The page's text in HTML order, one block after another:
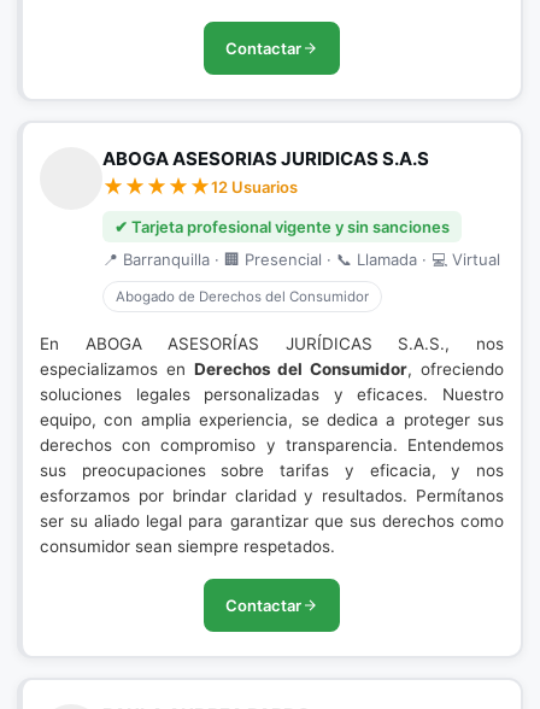
Contactar
ABOGA ASESORIAS JURIDICAS S.A.S
12 Usuarios
✔ Tarjeta profesional vigente y sin sanciones
📍 Barranquilla · 🏢 Presencial · 📞 Llamada · 💻 Virtual
Abogado de Derechos del Consumidor
En ABOGA ASESORÍAS JURÍDICAS S.A.S., nos
especializamos en Derechos del Consumidor, ofreciendo
soluciones legales personalizadas y eficaces. Nuestro
equipo, con amplia experiencia, se dedica a proteger sus
derechos con compromiso y transparencia. Entendemos
sus preocupaciones sobre tarifas y eficacia, y nos
esforzamos por brindar claridad y resultados. Permítanos
ser su aliado legal para garantizar que sus derechos como
consumidor sean siempre respetados.
Contactar